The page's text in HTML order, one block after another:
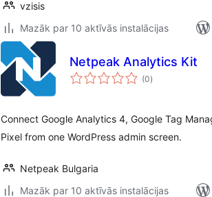
vzisis
Mazāk par 10 aktīvās instalācijas
Netpeak Analytics Kit
(0vērtējumu
kopsumma
)
Connect Google Analytics 4, Google Tag
Pixel from one WordPress admin screen.
Netpeak Bulgaria
Mazāk par 10 aktīvās instalācijas